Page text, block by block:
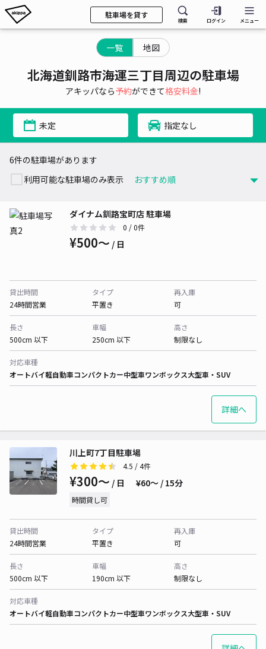
駐車場を貸す
検索 ログイン メニュー
一覧 地図
北海道釧路市海運三丁目周辺の駐車場
アキッパなら予約ができて格安料金!
未定 指定なし
6件の駐車場があります
利用可能な駐車場のみ表示
ダイナム釧路宝町店 駐車場
0 / 0件
¥500〜 / 日
貸出時間
24時間営業
タイプ
平置き
再入庫
可
長さ
500cm 以下
車幅
250cm 以下
高さ
制限なし
対応車種
オートバイ軽自動車コンパクトカー中型車ワンボックス大型車・SUV
詳細へ
川上町7丁目駐車場
4.5 / 4件
¥300〜 / 日 ¥60〜 / 15分
時間貸し可
貸出時間
24時間営業
タイプ
平置き
再入庫
可
長さ
500cm 以下
車幅
190cm 以下
高さ
制限なし
対応車種
オートバイ軽自動車コンパクトカー中型車ワンボックス大型車・SUV